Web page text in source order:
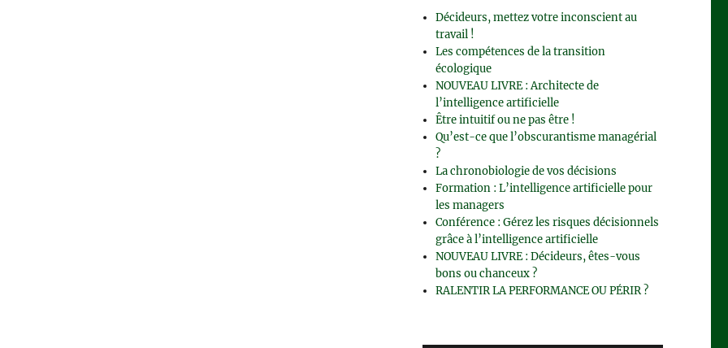
Décideurs, mettez votre inconscient au
travail !
Les compétences de la transition
écologique
NOUVEAU LIVRE : Architecte de
l’intelligence artificielle
Être intuitif ou ne pas être !
Qu’est-ce que l’obscurantisme managérial
?
La chronobiologie de vos décisions
Formation : L’intelligence artificielle pour
les managers
Conférence : Gérez les risques décisionnels
grâce à l’intelligence artificielle
NOUVEAU LIVRE : Décideurs, êtes-vous
bons ou chanceux ?
RALENTIR LA PERFORMANCE OU PÉRIR ?